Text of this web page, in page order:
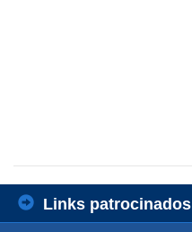
Links patrocinados